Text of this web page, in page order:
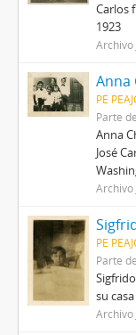
Carlos
1923
Archivo
PE
Parte de
Anna
José
Archivo
PE
Parte de
su
Archivo